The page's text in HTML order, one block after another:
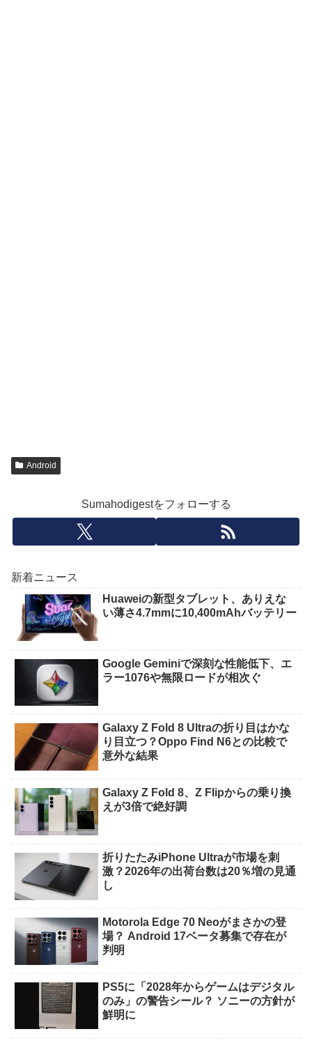
Android
Sumahodigestをフォローする
新着ニュース
Huaweiの新型タブレット、ありえな
い薄さ4.7mmに10,400mAhバッテリー
Google Geminiで深刻な性能低下、エ
ラー1076や無限ロードが相次ぐ
Galaxy Z Fold 8 Ultraの折り目はかな
り目立つ？Oppo Find N6との比較で
意外な結果
Galaxy Z Fold 8、Z Flipからの乗り換
えが3倍で絶好調
折りたたみiPhone Ultraが市場を刺
激？2026年の出荷台数は20％増の見通
し
Motorola Edge 70 Neoがまさかの登
場？ Android 17ベータ募集で存在が
判明
PS5に「2028年からゲームはデジタル
のみ」の警告シール？ ソニーの方針が
鮮明に